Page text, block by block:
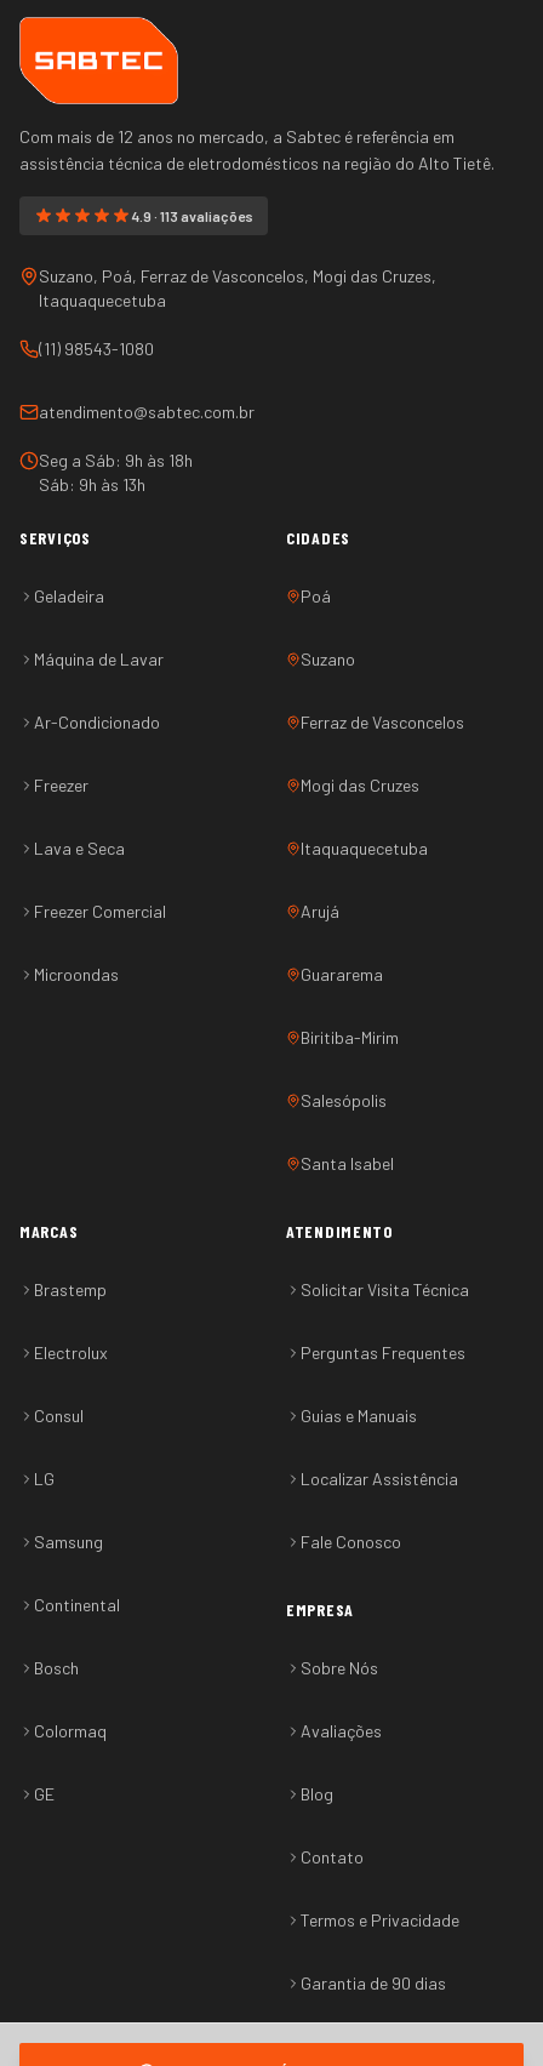
Com mais de 12 anos no mercado, a Sabtec é referência em
assistência técnica de eletrodomésticos na região do Alto Tietê.
4.9 · 113 avaliações
Suzano, Poá, Ferraz de Vasconcelos, Mogi das Cruzes,
Itaquaquecetuba
(11) 98543-1080
atendimento@sabtec.com.br
Seg a Sáb: 9h às 18h
Sáb: 9h às 13h
SERVIÇOS
Geladeira
Máquina de Lavar
Ar-Condicionado
Freezer
Lava e Seca
Freezer Comercial
Microondas
CIDADES
Poá
Suzano
Ferraz de Vasconcelos
Mogi das Cruzes
Itaquaquecetuba
Arujá
Guararema
Biritiba-Mirim
Salesópolis
Santa Isabel
MARCAS
Brastemp
Electrolux
Consul
LG
Samsung
Continental
Bosch
Colormaq
GE
ATENDIMENTO
Solicitar Visita Técnica
Perguntas Frequentes
Guias e Manuais
Localizar Assistência
Fale Conosco
EMPRESA
Sobre Nós
Avaliações
Blog
Contato
Termos e Privacidade
Garantia de 90 dias